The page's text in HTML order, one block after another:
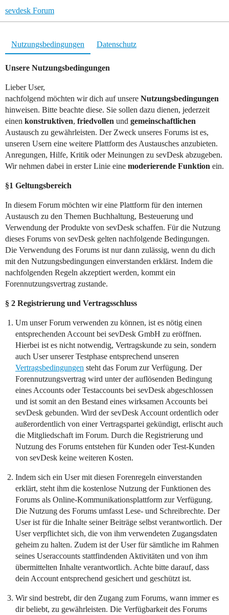
sevdesk Forum
Nutzungsbedingungen Datenschutz
Unsere Nutzungsbedingungen
Lieber User,
nachfolgend möchten wir dich auf unsere Nutzungsbedingungen
hinweisen. Bitte beachte diese. Sie sollen dazu dienen, jederzeit
einen konstruktiven, friedvollen und gemeinschaftlichen
Austausch zu gewährleisten. Der Zweck unseres Forums ist es,
unseren Usern eine weitere Plattform des Austausches anzubieten.
Anregungen, Hilfe, Kritik oder Meinungen zu sevDesk abzugeben.
Wir nehmen dabei in erster Linie eine moderierende Funktion ein.
§1 Geltungsbereich
In diesem Forum möchten wir eine Plattform für den internen
Austausch zu den Themen Buchhaltung, Besteuerung und
Verwendung der Produkte von sevDesk schaffen. Für die Nutzung
dieses Forums von sevDesk gelten nachfolgende Bedingungen.
Die Verwendung des Forums ist nur dann zulässig, wenn du dich
mit den Nutzungsbedingungen einverstanden erklärst. Indem die
nachfolgenden Regeln akzeptiert werden, kommt ein
Forennutzungsvertrag zustande.
§ 2 Registrierung und Vertragsschluss
Um unser Forum verwenden zu können, ist es nötig einen
entsprechenden Account bei sevDesk GmbH zu eröffnen.
Hierbei ist es nicht notwendig, Vertragskunde zu sein, sondern
auch User unserer Testphase entsprechend unseren
Vertragsbedingungen steht das Forum zur Verfügung. Der
Forennutzungsvertrag wird unter der auflösenden Bedingung
eines Accounts oder Testaccounts bei sevDesk abgeschlossen
und ist somit an den Bestand eines wirksamen Accounts bei
sevDesk gebunden. Wird der sevDesk Account ordentlich oder
außerordentlich von einer Vertragspartei gekündigt, erlischt auch
die Mitgliedschaft im Forum. Durch die Registrierung und
Nutzung des Forums entstehen für Kunden oder Test-Kunden
von sevDesk keine weiteren Kosten.
Indem sich ein User mit diesen Forenregeln einverstanden
erklärt, steht ihm die kostenlose Nutzung der Funktionen des
Forums als Online-Kommunikationsplattform zur Verfügung.
Die Nutzung des Forums umfasst Lese- und Schreibrechte. Der
User ist für die Inhalte seiner Beiträge selbst verantwortlich. Der
User verpflichtet sich, die von ihm verwendeten Zugangsdaten
geheim zu halten. Zudem ist der User für sämtliche im Rahmen
seines Useraccounts stattfindenden Aktivitäten und von ihm
übermittelten Inhalte verantwortlich. Achte bitte darauf, dass
dein Account entsprechend gesichert und geschützt ist.
Wir sind bestrebt, dir den Zugang zum Forums, wann immer es
dir beliebt, zu gewährleisten. Die Verfügbarkeit des Forums